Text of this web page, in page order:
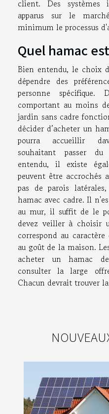
client. Des systèmes
apparus sur le
minimum le processus
Quel hamac
Bien entendu, le choix
dépendre des
personne
comportant au moins
jardin sans cadre
décider d’acheter un
pourra accueillir
souhaitant passer
entendu, il existe
peuvent être accrochés
pas de parois
hamac avec cadre. Il
au mur, il suffit de le
devez veiller à choisir
correspond au
au goût de la maison.
acheter un hamac
consulter la large
Chacun devrait trouver